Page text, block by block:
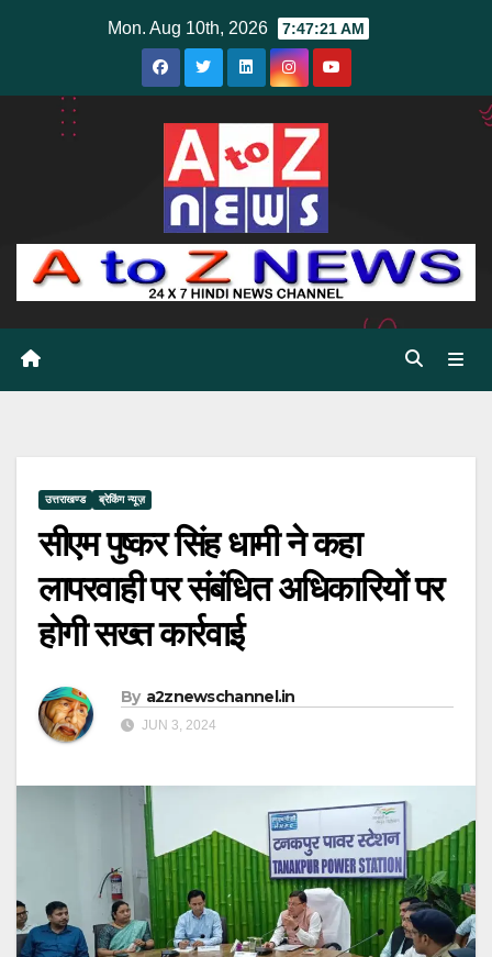
Mon. Aug 10th, 2026 7:47:22 AM
उत्तराखण्ड ब्रेकिंग न्यूज़
सीएम पुष्कर सिंह धामी ने कहा
लापरवाही पर संबंधित अधिकारियों पर
होगी सख्त कार्रवाई
By a2znewschannel.in
JUN 3, 2024